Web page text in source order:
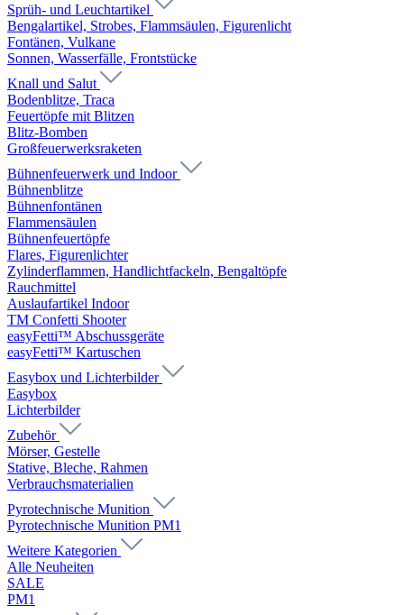
Sprüh- und Leuchtartikel
Bengalartikel, Strobes, Flammsäulen, Figurenlicht
Fontänen, Vulkane
Sonnen, Wasserfälle, Frontstücke
Knall und Salut
Bodenblitze, Traca
Feuertöpfe mit Blitzen
Blitz-Bomben
Großfeuerwerksraketen
Bühnenfeuerwerk und Indoor
Bühnenblitze
Bühnenfontänen
Flammensäulen
Bühnenfeuertöpfe
Flares, Figurenlichter
Zylinderflammen, Handlichtfackeln, Bengaltöpfe
Rauchmittel
Auslaufartikel Indoor
TM Confetti Shooter
easyFetti™ Abschussgeräte
easyFetti™ Kartuschen
Easybox und Lichterbilder
Easybox
Lichterbilder
Zubehör
Mörser, Gestelle
Stative, Bleche, Rahmen
Verbrauchsmaterialien
Pyrotechnische Munition
Pyrotechnische Munition PM1
Weitere Kategorien
Alle Neuheiten
SALE
PM1